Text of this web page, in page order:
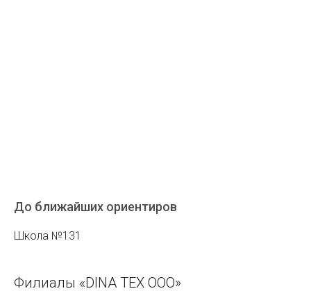
До ближайших ориентиров
Школа №131
Филиалы «DINA TEX ООО»